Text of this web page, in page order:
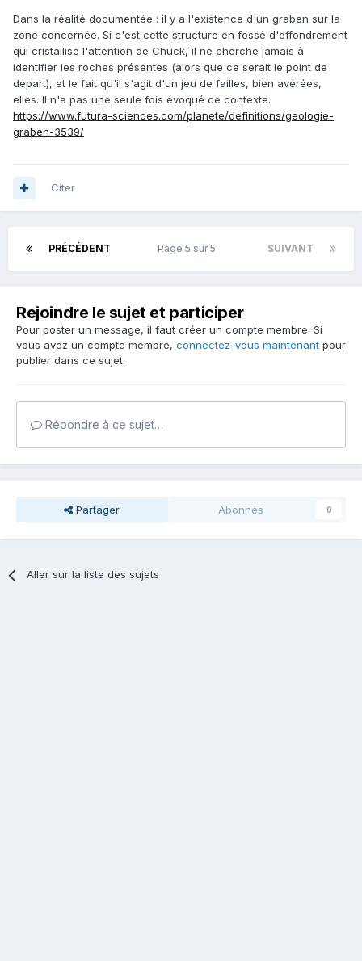
Dans la réalité documentée : il y a l'existence d'un graben sur la
zone concernée. Si c'est cette structure en fossé d'effondrement
qui cristallise l'attention de Chuck, il ne cherche jamais à
identifier les roches présentes (alors que ce serait le point de
départ), et le fait qu'il s'agit d'un jeu de failles, bien avérées,
elles. Il n'a pas une seule fois évoqué ce contexte.
https://www.futura-sciences.com/planete/definitions/geologie-
graben-3539/
Citer
PRÉCÉDENT SUIVANT
Page 5 sur 5
Rejoindre le sujet et participer
Pour poster un message, il faut créer un compte membre. Si
vous avez un compte membre, connectez-vous maintenant pour
publier dans ce sujet.
Répondre à ce sujet…
Partager Abonnés 0
Aller sur la liste des sujets